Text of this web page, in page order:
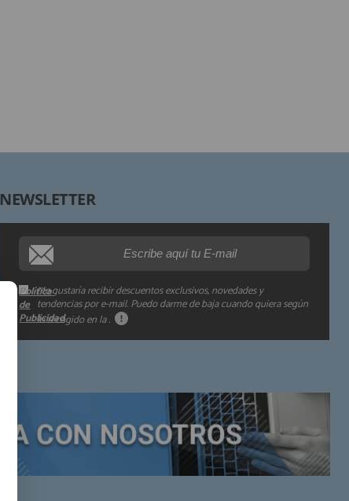
NEWSLETTER
Me gustaría recibir descuentos exclusivos, novedades y
tendencias por e-mail. Puedo darme de baja cuando quiera según
lo recogido en la
Política
de
Publicidad
.
Derechos:
Información adicional: